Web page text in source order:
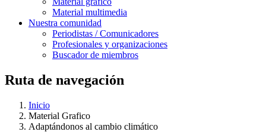
Material multimedia
Nuestra comunidad
Periodistas / Comunicadores
Profesionales y organizaciones
Buscador de miembros
Ruta de navegación
Inicio
Material Grafico
Adaptándonos al cambio climático